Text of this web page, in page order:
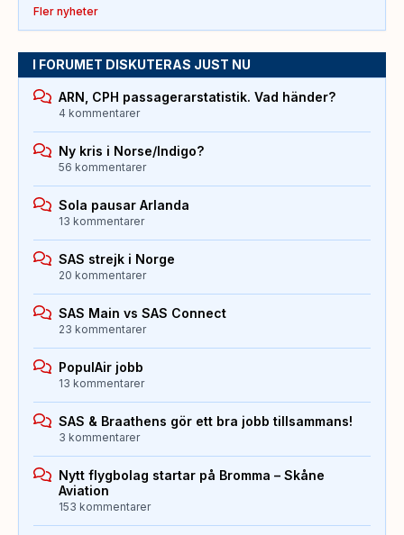
Fler nyheter
I FORUMET DISKUTERAS JUST NU
ARN, CPH passagerarstatistik. Vad händer?
4 kommentarer
Ny kris i Norse/Indigo?
56 kommentarer
Sola pausar Arlanda
13 kommentarer
SAS strejk i Norge
20 kommentarer
SAS Main vs SAS Connect
23 kommentarer
PopulAir jobb
13 kommentarer
SAS & Braathens gör ett bra jobb tillsammans!
3 kommentarer
Nytt flygbolag startar på Bromma – Skåne
Aviation
153 kommentarer